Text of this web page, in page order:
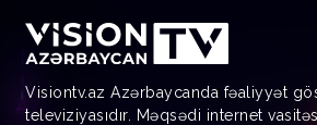
Visiontv.az Azərbaycanda fəaliyyət
televiziyasıdır. Məqsədi internet